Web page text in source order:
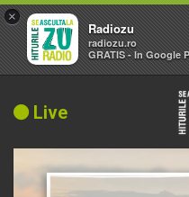
Live
×
Radiozu
radiozu.ro
GRATIS - In Google